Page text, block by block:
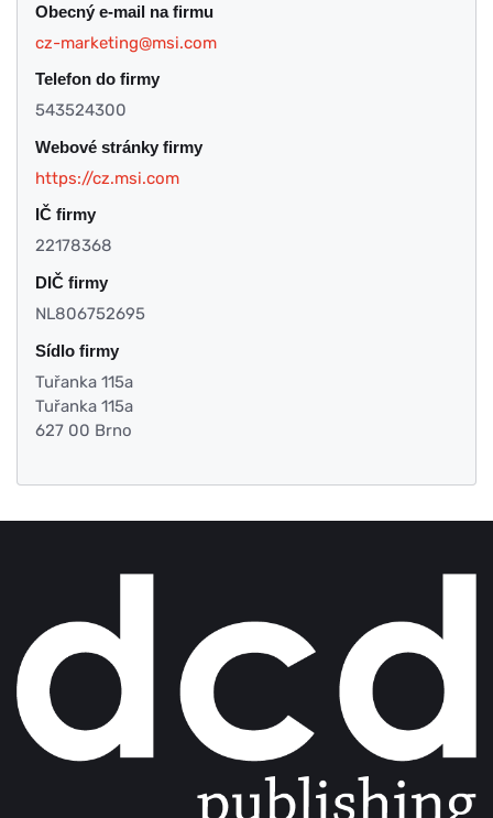
Obecný e-mail na firmu
cz-marketing@msi.com
Telefon do firmy
543524300
Webové stránky firmy
https://cz.msi.com
IČ firmy
22178368
DIČ firmy
NL806752695
Sídlo firmy
Tuřanka 115a
Tuřanka 115a
627 00 Brno